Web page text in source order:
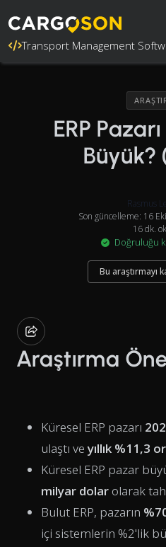
Transport Management
ERP
Büyük?
Rasmus
Son güncelleme: 16
16 dk.
Doğruluğu
Bu araştırmayı
Araştırma
Küresel ERP pazarı
ulaştı veyıllık %11,3
Küresel ERP pazar
milyar dolar olarak
Bulut ERP, pazarın
içi sistemlerin %2'lik